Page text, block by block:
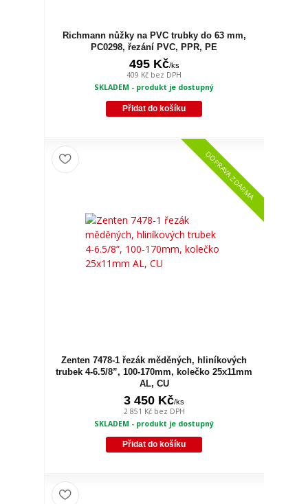
Richmann nůžky na PVC trubky do 63 mm,
PC0298, řezání PVC, PPR, PE
495 Kč/ks
409 Kč bez DPH
SKLADEM - produkt je dostupný
Přidat do košíku
DOPRAVA ZDARMA
Zenten 7478-1 řezák měděných, hliníkových
trubek 4-6.5/8”, 100-170mm, kolečko 25x11mm
AL, CU
3 450 Kč/ks
2 851 Kč bez DPH
SKLADEM - produkt je dostupný
Přidat do košíku